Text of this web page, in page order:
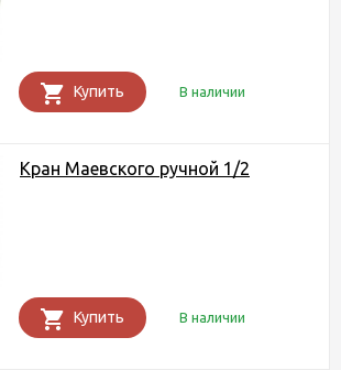
Купить В наличии
Кран Маевского ручной 1/2
Купить В наличии